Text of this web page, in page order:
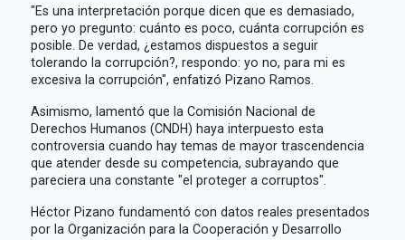
"Es una interpretación porque dicen que es demasiado,
pero yo pregunto: cuánto es poco, cuánta corrupción es
posible. De verdad, ¿estamos dispuestos a seguir
tolerando la corrupción?, respondo: yo no, para mi es
excesiva la corrupción", enfatizó Pizano Ramos.
Asimismo, lamentó que la Comisión Nacional de
Derechos Humanos (CNDH) haya interpuesto esta
controversia cuando hay temas de mayor trascendencia
que atender desde su competencia, subrayando que
pareciera una constante "el proteger a corruptos".
Héctor Pizano fundamentó con datos reales presentados
por la Organización para la Cooperación y Desarrollo